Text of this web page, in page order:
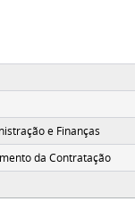
e Finanças
da Contratação